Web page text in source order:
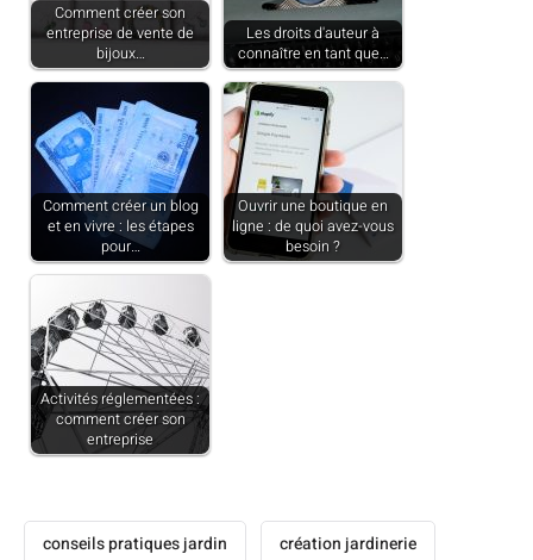
Comment créer son
entreprise de vente de
bijoux…
Les droits d'auteur à
connaître en tant que…
Comment créer un blog
et en vivre : les étapes
pour…
Ouvrir une boutique en
ligne : de quoi avez-vous
besoin ?
Activités réglementées :
comment créer son
entreprise
conseils pratiques jardin création jardinerie